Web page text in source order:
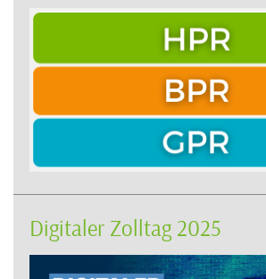
Digitaler Zolltag 2025